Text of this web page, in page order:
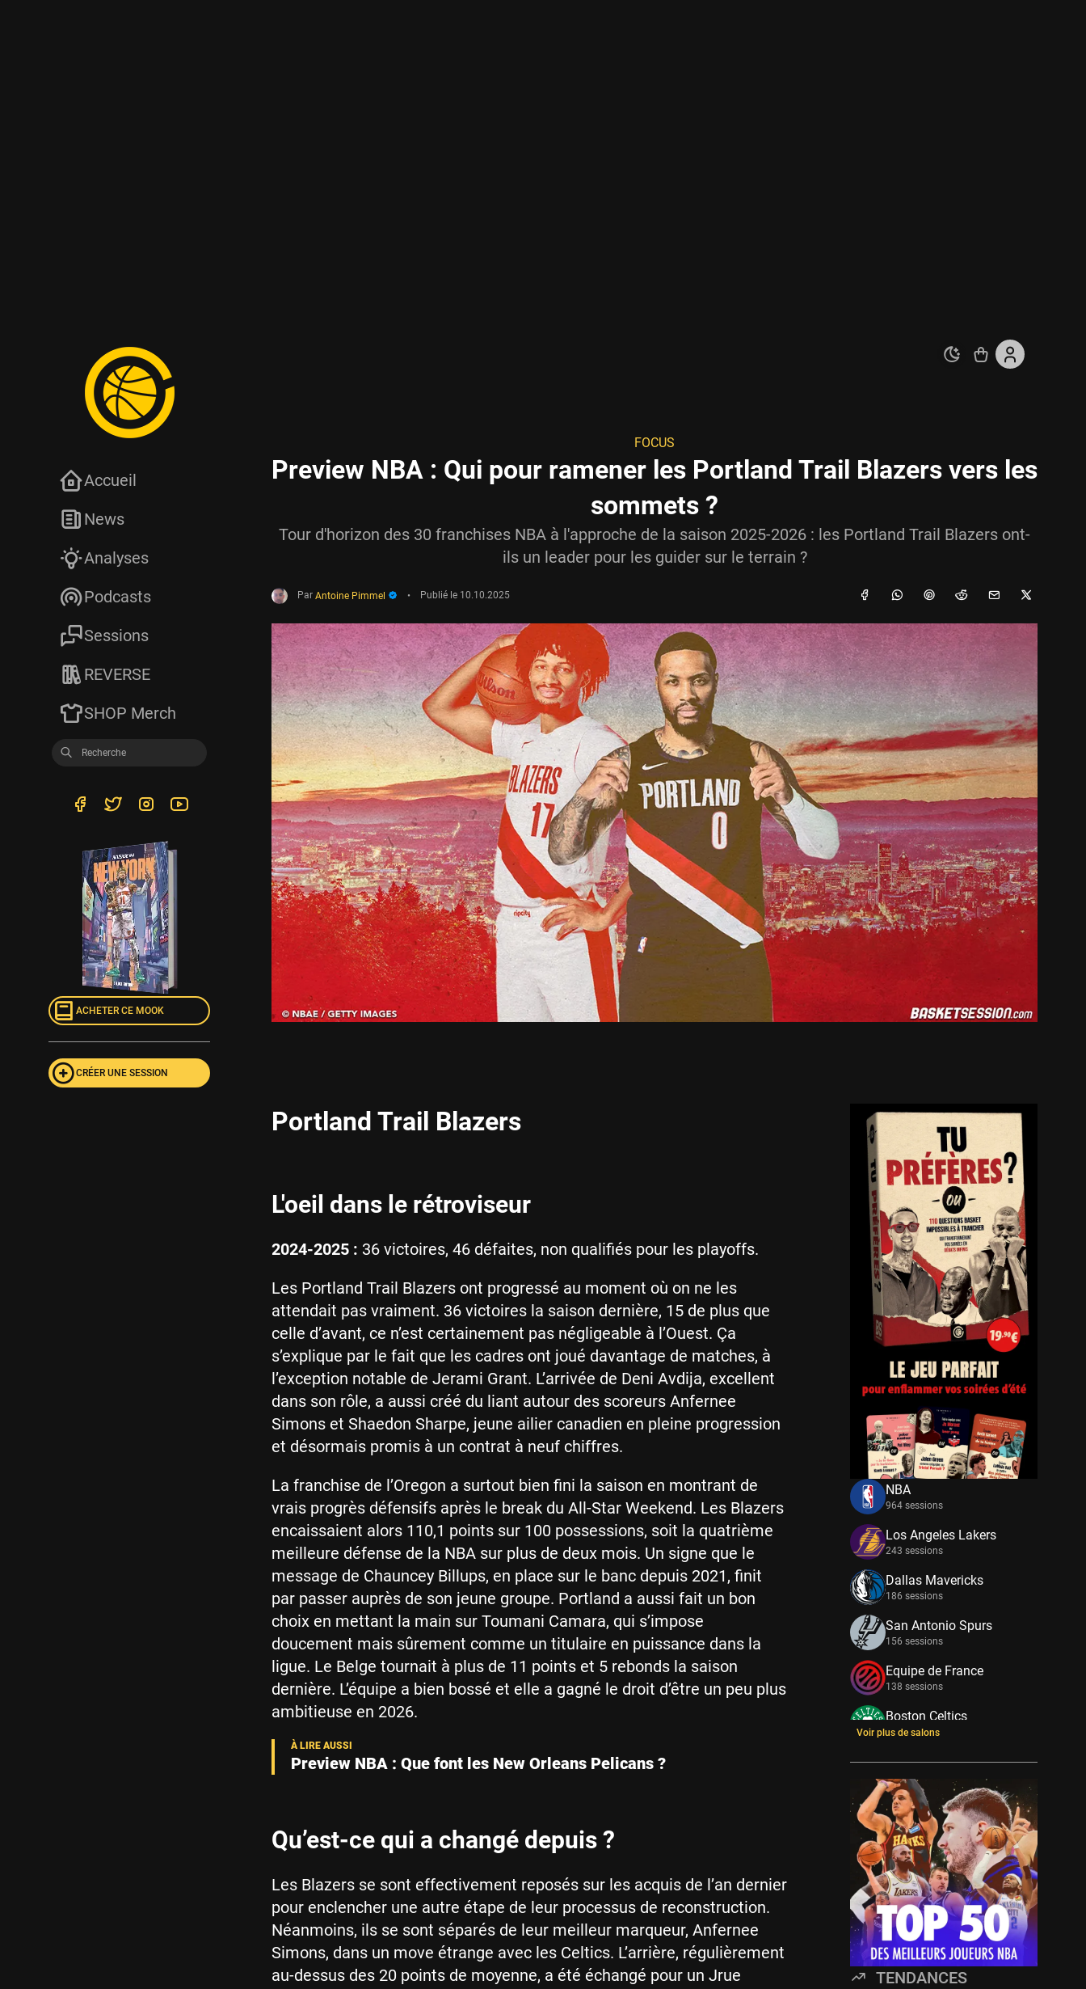
FOCUS
Preview NBA : Qui pour ramener les Portland Trail Blazers vers les
sommets ?
Tour d'horizon des 30 franchises NBA à l'approche de la saison 2025-2026 : les Portland Trail Blazers ont-
ils un leader pour les guider sur le terrain ?
Par Antoine Pimmel • Publié le 10.10.2025
Portland Trail Blazers
L'oeil dans le rétroviseur
2024-2025 : 36 victoires, 46 défaites, non qualifiés pour les playoffs.
Les Portland Trail Blazers ont progressé au moment où on ne les
attendait pas vraiment. 36 victoires la saison dernière, 15 de plus que
celle d’avant, ce n’est certainement pas négligeable à l’Ouest. Ça
s’explique par le fait que les cadres ont joué davantage de matches, à
l’exception notable de Jerami Grant. L’arrivée de Deni Avdija, excellent
dans son rôle, a aussi créé du liant autour des scoreurs Anfernee
Simons et Shaedon Sharpe, jeune ailier canadien en pleine progression
et désormais promis à un contrat à neuf chiffres.
La franchise de l’Oregon a surtout bien fini la saison en montrant de
vrais progrès défensifs après le break du All-Star Weekend. Les Blazers
encaissaient alors 110,1 points sur 100 possessions, soit la quatrième
meilleure défense de la NBA sur plus de deux mois. Un signe que le
message de Chauncey Billups, en place sur le banc depuis 2021, finit
par passer auprès de son jeune groupe. Portland a aussi fait un bon
choix en mettant la main sur Toumani Camara, qui s’impose
doucement mais sûrement comme un titulaire en puissance dans la
ligue. Le Belge tournait à plus de 11 points et 5 rebonds la saison
dernière. L’équipe a bien bossé et elle a gagné le droit d’être un peu plus
ambitieuse en 2026.
Preview NBA : Que font les New Orleans Pelicans ?
Qu’est-ce qui a changé depuis ?
Les Blazers se sont effectivement reposés sur les acquis de l’an dernier
pour enclencher une autre étape de leur processus de reconstruction.
Néanmoins, ils se sont séparés de leur meilleur marqueur, Anfernee
Simons, dans un move étrange avec les Celtics. L’arrière, régulièrement
au-dessus des 20 points de moyenne, a été échangé pour un Jrue
Accueil
News
Analyses
Podcasts
Sessions
REVERSE
SHOP Merch
ACHETER CE MOOK
CRÉER UNE SESSION
NBA
964 sessions
Los Angeles Lakers
243 sessions
Dallas Mavericks
186 sessions
San Antonio Spurs
156 sessions
Equipe de France
138 sessions
Boston Celtics
133 sessions
New York Knicks
114 sessions
Minnesota Timberwolves
114 sessions
Golden State Warriors
113 sessions
Denver Nuggets
106 sessions
WNBA
97 sessions
Voir plus de salons
TENDANCES